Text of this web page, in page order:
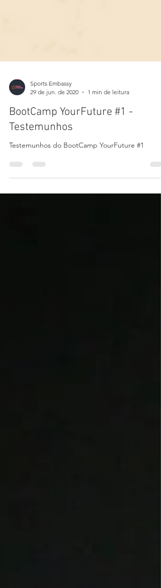
Sports Embassy
29 de jun. de 2020
BootCamp YourFuture #1 -
Testemunhos
Testemunhos do BootCamp YourFuture #1